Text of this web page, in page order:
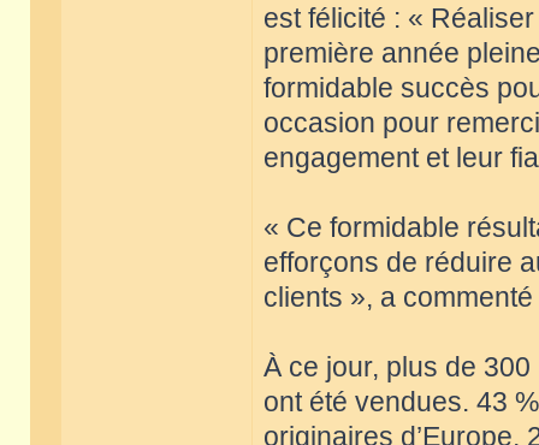
est félicité : «
première année
formidable succès
occasion pour
engagement et leur
« Ce formidable
efforçons de réduire
clients », a
À ce jour, plus de
ont été vendues. 43
originaires d’Europe,